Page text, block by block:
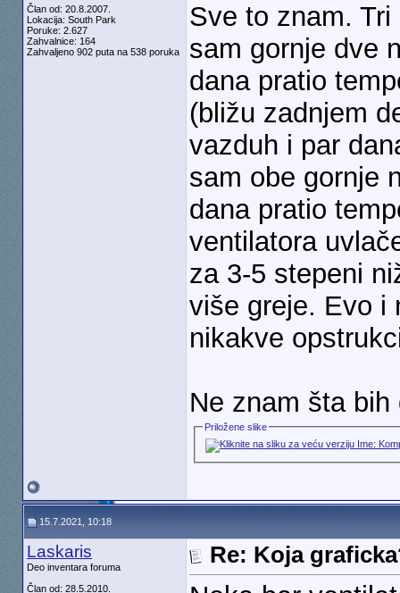
Član od: 20.8.2007.
Lokacija: South Park
Poruke: 2.627
Zahvalnice: 164
Zahvaljeno 902 puta na 538 poruka
Sve to znam.
sam gornje dve
dana pratio
(bližu zadnjem
vazduh i par
sam obe gornje
dana pratio
ventilatora
za 3-5 stepeni
više greje. Evo i
nikakve
Ne znam šta
Priložene slike
15.7.2021, 10:18
Laskaris
Deo inventara foruma
Član od: 28.5.2010.
Re: Koja